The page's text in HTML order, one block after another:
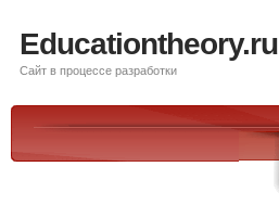
Educationtheory.ru
Сайт в процессе разработки